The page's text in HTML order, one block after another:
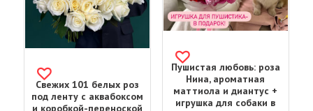
Свежих 101 белых роз
под ленту с аквабоксом
и коробкой-переноской
Пушистая любовь: роза
Нина, ароматная
маттиола и диантус +
игрушка для собаки в